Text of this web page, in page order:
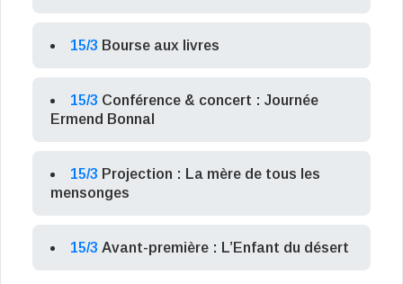
15/3 Bourse aux livres
15/3 Conférence & concert : Journée
Ermend Bonnal
15/3 Projection : La mère de tous les
mensonges
15/3 Avant-première : L’Enfant du désert